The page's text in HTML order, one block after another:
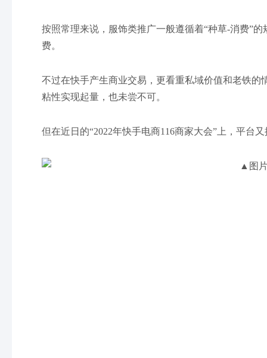
按照常理来说，服饰类推广一般遵循着“种草-消费”
费。
不过在快手产生商业交易，更看重私域价值和老铁
粘性实现起量，也未尝不可。
但在近日的“2022年快手电商116商家大会”上，平台